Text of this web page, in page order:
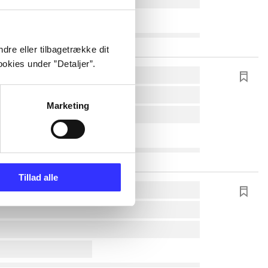
eller tilbagetrække dit
under ”Detaljer”.
Marketing
Tillad alle